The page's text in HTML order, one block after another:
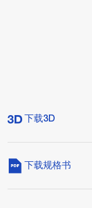
下载3D
下载规格书